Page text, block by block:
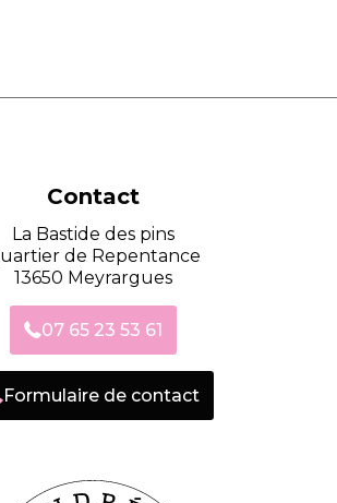
Contact
La Bastide des pins
de Repentance
13650 Meyrargues
07 65 23 53 61
Formulaire de contact